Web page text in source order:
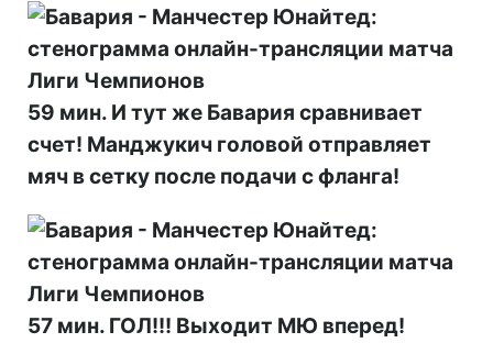
59 мин. И тут же Бавария сравнивает
счет! Манджукич головой отправляет
мяч в сетку после подачи с фланга!
57 мин. ГОЛ!!! Выходит МЮ вперед!